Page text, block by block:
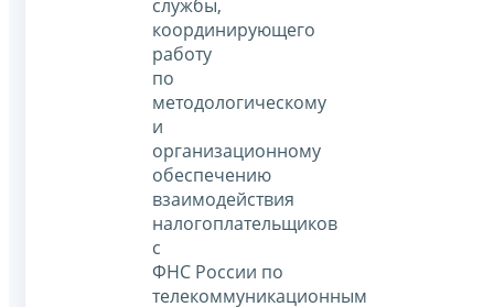
службы,
координирующего
работу
по
методологическому
и
организационному
обеспечению
взаимодействия
налогоплательщиков
с
ФНС России по
телекоммуникационным